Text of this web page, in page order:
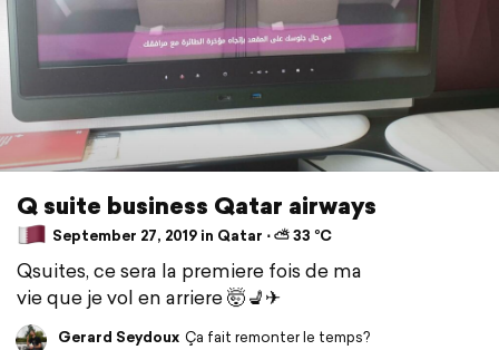
Q suite business Qatar airways
September 27, 2019 in Qatar ⋅ ⛅ 33 °C
Qsuites, ce sera la premiere fois de ma
vie que je vol en arriere 🤯💺✈
Gerard Seydoux Ça fait remonter le temps?